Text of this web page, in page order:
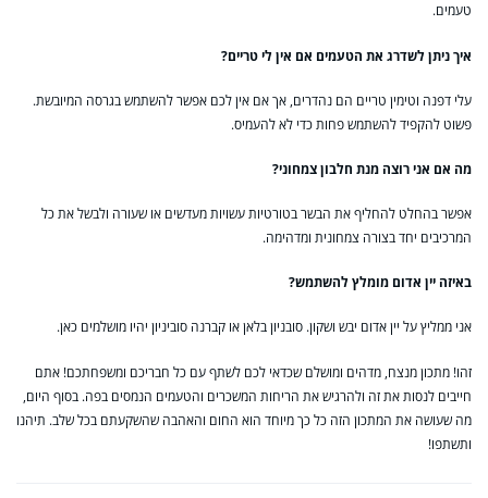
טעמים.
איך ניתן לשדרג את הטעמים אם אין לי טריים?
עלי דפנה וטימין טריים הם נהדרים, אך אם אין לכם אפשר להשתמש בגרסה המיובשת.
פשוט להקפיד להשתמש פחות כדי לא להעמיס.
מה אם אני רוצה מנת חלבון צמחוני?
אפשר בהחלט להחליף את הבשר בטורטיות עשויות מעדשים או שעורה ולבשל את כל
המרכיבים יחד בצורה צמחונית ומדהימה.
באיזה יין אדום מומלץ להשתמש?
אני ממליץ על יין אדום יבש ושקון. סובניון בלאן או קברנה סוביניון יהיו מושלמים כאן.
זהו! מתכון מנצח, מדהים ומושלם שכדאי לכם לשתף עם כל חבריכם ומשפחתכם! אתם
חייבים לנסות את זה ולהרגיש את הריחות המשכרים והטעמים הנמסים בפה. בסוף היום,
מה שעושה את המתכון הזה כל כך מיוחד הוא החום והאהבה שהשקעתם בכל שלב. תיהנו
ותשתפו!